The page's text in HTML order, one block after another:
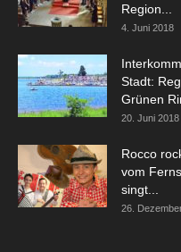
Region...
4. Juni 2018
Stadt:
Grünen
20. Juni 2018
Rocco
vom
singt...
26.